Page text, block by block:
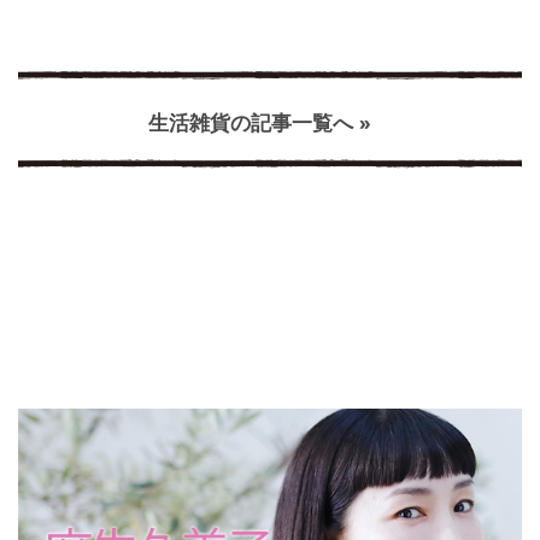
生活雑貨の記事一覧へ »